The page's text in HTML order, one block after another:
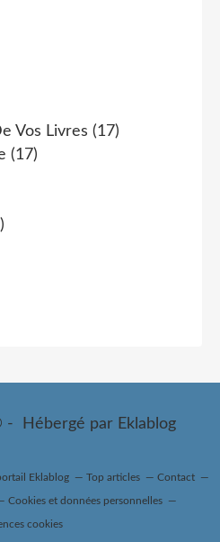
Vos Livres (17)
(17)
- Hébergé par Eklablog
Eklablog Top articles Contact
Cookies et données personnelles
cookies